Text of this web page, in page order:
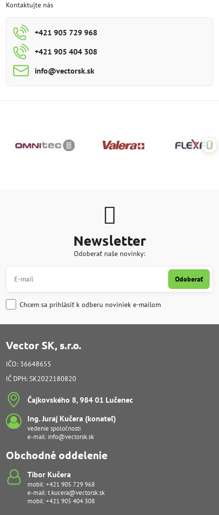
Kontaktujte nás
+421 905 729 968
+421 905 404 308
info​@vectorsk​.sk
Newsletter
Odoberať naše novinky:
Odoberať
Chcem sa prihlásiť k odberu noviniek e-mailom
Vector SK, s.r.o.
IČO: 36648655
IČ DPH: SK2022180820
Čajkovského 8, 984 01 Lučenec
Ing​. Juraj Kučera (konateľ)
vedenie spoločnosti
e-mail: info@vectorsk.sk
Obchodné oddelenie
Tibor Kučera
mobil:+421 905 729 968
e-mail:t.kucera@vectorsk.sk
mobil:+421 905 404 308